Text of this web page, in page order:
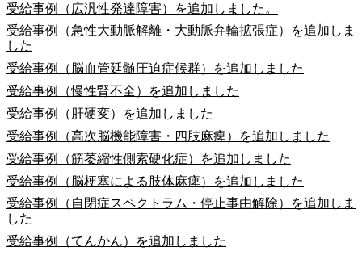
受給事例（広汎性発達障害）を追加しました。
受給事例（急性大動脈解離・大動脈弁輪拡張症）を追加しま
した
受給事例（脳血管延髄圧迫症候群）を追加しました
受給事例（慢性腎不全）を追加しました
受給事例（肝硬変）を追加しました
受給事例（高次脳機能障害・四肢麻痺）を追加しました
受給事例（筋萎縮性側索硬化症）を追加しました
受給事例（脳梗塞による肢体麻痺）を追加しました
受給事例（自閉症スペクトラム・停止事由解除）を追加しま
した
受給事例（てんかん）を追加しました